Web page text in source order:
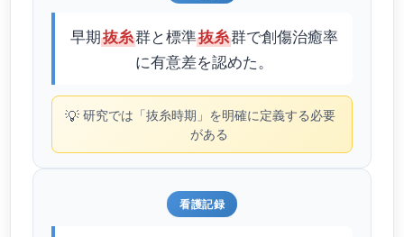
早期抜糸群と標準抜糸群で創傷治癒率
に有意差を認めた。
💡 研究では「抜糸時期」を明確に定義する必要
がある
看護記録